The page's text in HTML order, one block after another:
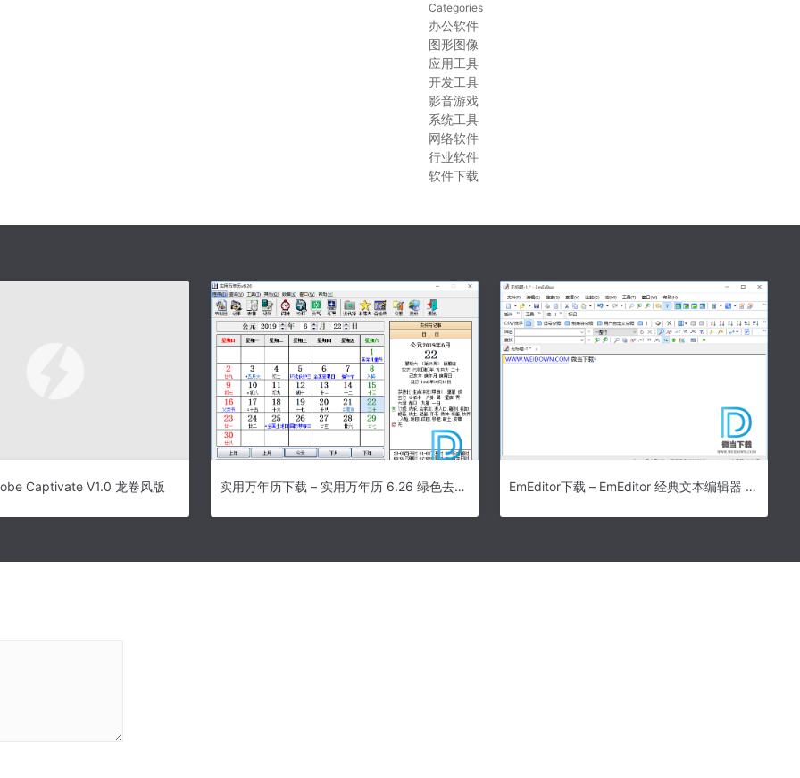
Categories
办公软件
图形图像
应用工具
开发工具
影音游戏
系统工具
网络软件
行业软件
软件下载
Captivate V1.0 龙卷风版 实用万年历下载 – 实用万年历 6.26 绿色去广告版 EmEditor下载 – EmEditor 经典文本编辑器 18.9.12 中文专业注册安装版